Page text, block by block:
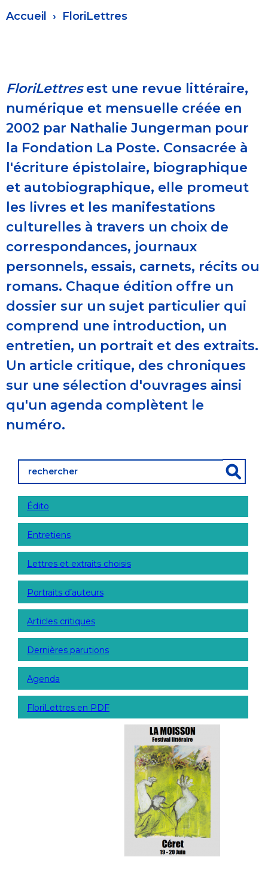
Fil
Accueil FloriLettres
FloriLettresest une revue littéraire,
numérique et mensuelle créée en
2002 par Nathalie Jungerman pour
la Fondation La Poste. Consacrée à
l'écriture épistolaire, biographique
et autobiographique, elle promeut
les livres et les manifestations
culturelles à travers un choix de
correspondances, journaux
personnels, essais, carnets, récits ou
romans. Chaque édition offre un
dossier sur un sujet particulier qui
comprend une introduction, un
entretien, un portrait et des extraits.
Un article critique, des chroniques
sur une sélection d'ouvrages ainsi
qu'un agenda complètent le
numéro.
Édito
Entretiens
Lettres et extraits choisis
Portraits d’auteurs
Articles critiques
Dernières parutions
Agenda
FloriLettres en PDF